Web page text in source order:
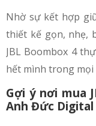
Nhờ sự kết hợp
thiết kế gọn, nhẹ,
JBL Boombox 4
hết mình trong mọi
Gợi ý nơi mua
Anh Đức Digital